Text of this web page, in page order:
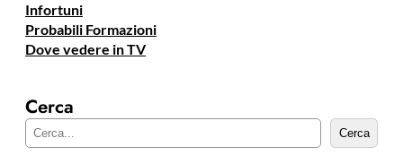
Infortuni
Probabili Formazioni
Dove vedere in TV
Cerca
e
Cerca